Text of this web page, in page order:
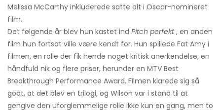
Melissa McCarthy inkluderede satte alt i Oscar-nomineret
film.
Det følgende år blev hun kastet ind Pitch perfekt, en anden
film hun fortsat ville være kendt for. Hun spillede Fat Amy i
filmen, en rolle der fik hende noget kritisk anerkendelse, en
håndfuld nik og flere priser, herunder en MTV Best
Breakthrough Performance Award. Filmen klarede sig så
godt, at det blev en trilogi, og Wilson var i stand til at
gengive den uforglemmelige rolle ikke kun en gang, men to